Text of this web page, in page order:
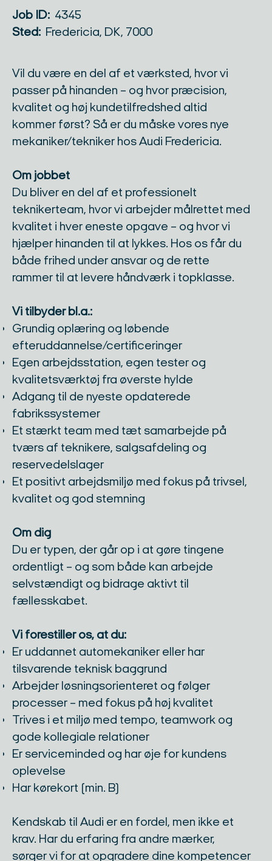
Job ID: 4345
Sted: Fredericia, DK, 7000
Vil du være en del af et værksted, hvor vi
passer på hinanden – og hvor præcision,
kvalitet og høj kundetilfredshed altid
kommer først? Så er du måske vores nye
mekaniker/tekniker hos Audi Fredericia.
Om jobbet
Du bliver en del af et professionelt
teknikerteam, hvor vi arbejder målrettet med
kvalitet i hver eneste opgave – og hvor vi
hjælper hinanden til at lykkes. Hos os får du
både frihed under ansvar og de rette
rammer til at levere håndværk i topklasse.
Vi tilbyder bl.a.:
Grundig oplæring og løbende
efteruddannelse/certificeringer
Egen arbejdsstation, egen tester og
kvalitetsværktøj fra øverste hylde
Adgang til de nyeste opdaterede
fabrikssystemer
Et stærkt team med tæt samarbejde på
tværs af teknikere, salgsafdeling og
reservedelslager
Et positivt arbejdsmiljø med fokus på trivsel,
kvalitet og god stemning
Om dig
Du er typen, der går op i at gøre tingene
ordentligt – og som både kan arbejde
selvstændigt og bidrage aktivt til
fællesskabet.
Vi forestiller os, at du:
Er uddannet automekaniker eller har
tilsvarende teknisk baggrund
Arbejder løsningsorienteret og følger
processer – med fokus på høj kvalitet
Trives i et miljø med tempo, teamwork og
gode kollegiale relationer
Er serviceminded og har øje for kundens
oplevelse
Har kørekort (min. B)
Kendskab til Audi er en fordel, men ikke et
krav. Har du erfaring fra andre mærker,
sørger vi for at opgradere dine kompetencer